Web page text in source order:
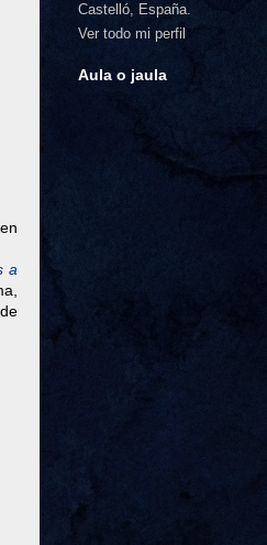
a
Castelló, España.
Ver todo mi perfil
Aula o jaula